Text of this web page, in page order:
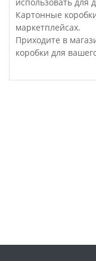
Картонные
маркетплейсах.
Приходите в
коробки для